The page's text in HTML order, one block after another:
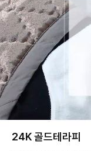
24K 골드테라피